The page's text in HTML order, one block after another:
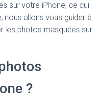
sur votre iPhone, ce qui
nous allons vous guider à
les photos masquées sur
?